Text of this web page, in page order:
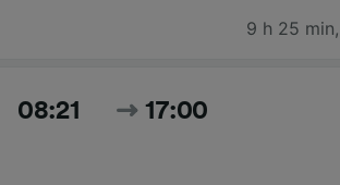
9 h 25 min,
08:21 17:00